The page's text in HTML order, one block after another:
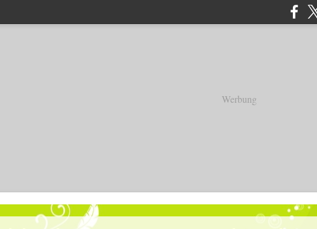
Werbung